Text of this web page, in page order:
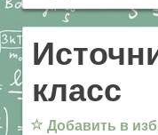
класс
☆ Добавить в